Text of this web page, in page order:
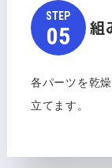
STEP​​​​​
​​​​​​​05 組
各パーツを乾
立てます。